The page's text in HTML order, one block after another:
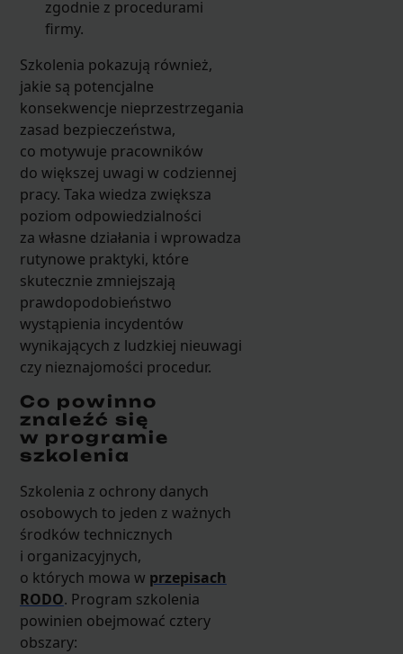
zgodnie z procedurami
firmy.
Szkolenia pokazują również,
jakie są potencjalne
konsekwencje nieprzestrzegania
zasad bezpieczeństwa,
co motywuje pracowników
do większej uwagi w codziennej
pracy. Taka wiedza zwiększa
poziom odpowiedzialności
za własne działania i wprowadza
rutynowe praktyki, które
skutecznie zmniejszają
prawdopodobieństwo
wystąpienia incydentów
wynikających z ludzkiej nieuwagi
czy nieznajomości procedur.
Co powinno
znaleźć się
w programie
szkolenia
Szkolenia z ochrony danych
osobowych to jeden z ważnych
środków technicznych
i organizacyjnych,
o których mowa w przepisach
RODO. Program szkolenia
powinien obejmować cztery
obszary: